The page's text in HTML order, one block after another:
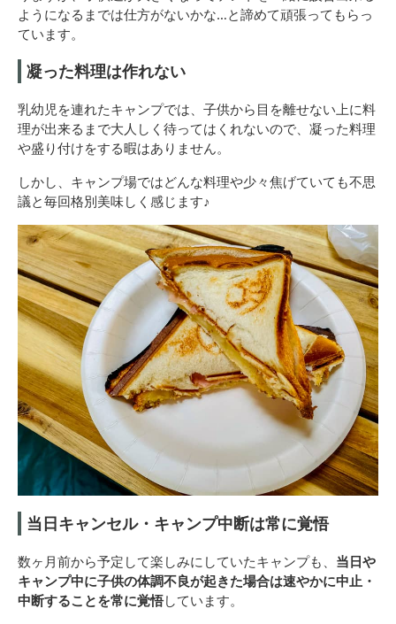
ようになるまでは仕方がないかな…と諦めて頑張ってもらっ
ています。
凝った料理は作れない
乳幼児を連れたキャンプでは、子供から目を離せない上に料
理が出来るまで大人しく待ってはくれないので、凝った料理
や盛り付けをする暇はありません。
しかし、キャンプ場ではどんな料理や少々焦げていても不思
議と毎回格別美味しく感じます♪
当日キャンセル・キャンプ中断は常に覚悟
数ヶ月前から予定して楽しみにしていたキャンプも、 当日や
キャンプ中に子供の体調不良が起きた場合は速やかに中止・
中断することを常に覚悟しています。